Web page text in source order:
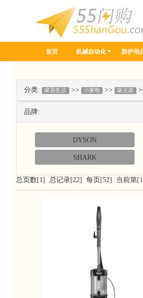
首页 机械自动化 防护用
分类: 家居生活 >> 小家电 >> 吸尘器
品牌:
DYSON
SHARK
总页数[1] 总记录[22] 每页[52] 当前第